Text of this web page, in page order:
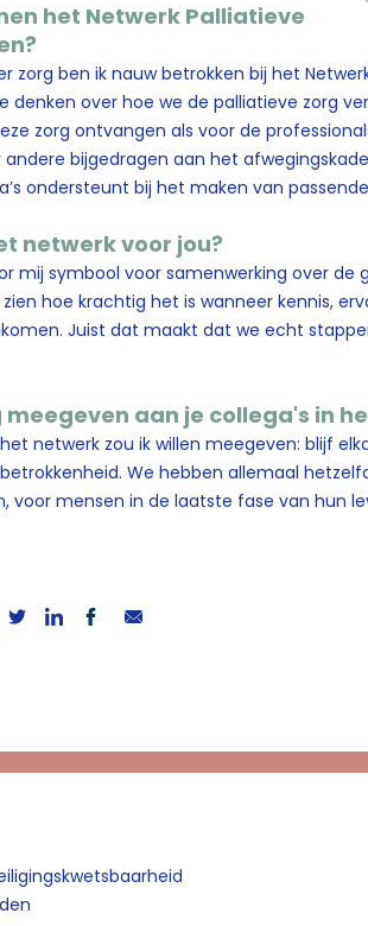
het Netwerk Palliatieve
zorg ben ik nauw betrokken bij het
denken over hoe we de palliatieve zorg
zorg ontvangen als voor de
bijgedragen aan het
ondersteunt bij het maken van
netwerk voor jou?
mij symbool voor samenwerking over de
hoe krachtig het is wanneer kennis,
Juist dat maakt dat we echt
aan je collega's in
het netwerk zou ik willen meegeven: blijf
We hebben allemaal
voor mensen in de laatste fase van hun